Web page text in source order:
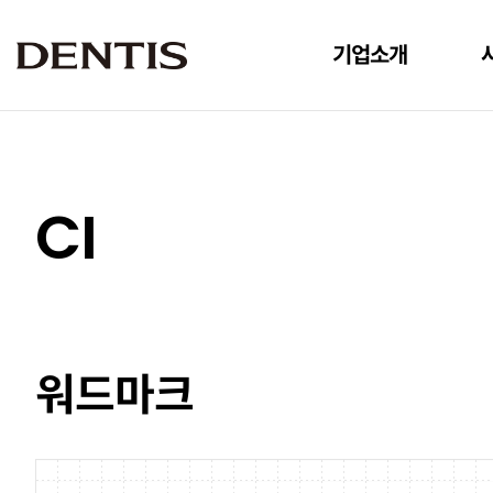
기업소개
CI
워드마크